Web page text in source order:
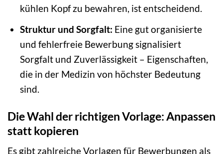
kühlen Kopf zu bewahren, ist entscheidend.
Struktur und Sorgfalt: Eine gut organisierte
und fehlerfreie Bewerbung signalisiert
Sorgfalt und Zuverlässigkeit – Eigenschaften,
die in der Medizin von höchster Bedeutung
sind.
Die Wahl der richtigen Vorlage: Anpassen
statt kopieren
Es gibt zahlreiche Vorlagen für Bewerbungen als